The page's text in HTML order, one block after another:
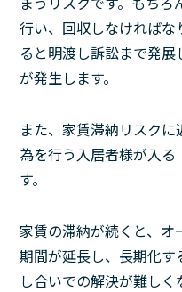
行い、回収しなければ
ると明渡し訴訟まで発
が発生します。
また、家賃滞納リスク
為を行う入居者様が入
す。
家賃の滞納が続くと、
期間が延長し、長期化
し合いでの解決が難しく